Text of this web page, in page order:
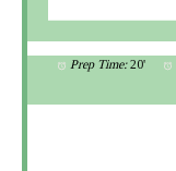
Prep Time: 20'